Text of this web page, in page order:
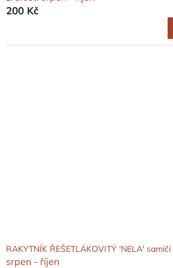
200 Kč
RAKYTNÍK ŘEŠETLÁKOVITÝ 'NELA' samičí
srpen - říjen